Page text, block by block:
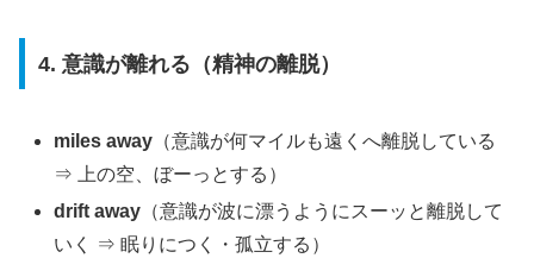
4. 意識が離れる（精神の離脱）
miles away （意識が何マイルも遠くへ離脱している
⇒ 上の空、ぼーっとする）
drift away （意識が波に漂うようにスーッと離脱して
いく ⇒ 眠りにつく・孤立する）